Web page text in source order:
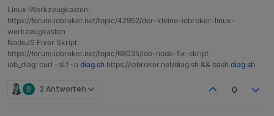
-rw-r--r--+ 1 iobroker iobroker  10404784
-rwxr-xr-x+ 1 iobroker iobroker    406904
-rwxr-xr-x+ 1 iobroker iobroker   9044984
-rwxr-xr-x+ 1 iobroker iobroker   6194712
-rwxr-xr-x+ 1 iobroker iobroker    911200
drwxr-xr-x+ 2 iobroker iobroker      4096
-rwxr-xr-x+ 1 iobroker iobroker   4477352
Linux-Werkzeugkasten:
https://forum.iobroker.net/topic/42952/der-kleine-iobroker-linux-
werkzeugkasten
NodeJS Fixer Skript:
https://forum.iobroker.net/topic/68035/iob-node-fix-skript
iob_diag: curl -sLf -o diag.sh https://iobroker.net/diag.sh && bash diag.sh
B 2 Antworten 0